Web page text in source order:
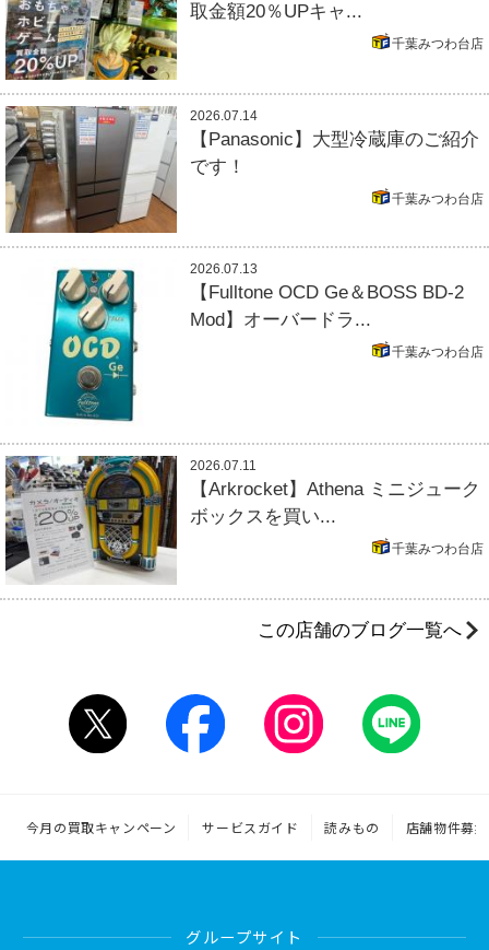
取金額20％UPキャ...
千葉みつわ台店
2026.07.14
【Panasonic】大型冷蔵庫のご紹介
です！
千葉みつわ台店
2026.07.13
【Fulltone OCD Ge＆BOSS BD-2
Mod】オーバードラ...
千葉みつわ台店
2026.07.11
【Arkrocket】Athena ミニジューク
ボックスを買い...
千葉みつわ台店
この店舗のブログ一覧へ
今月の買取キャンペーン サービスガイド 読みもの 店舗物件募集
グループサイト